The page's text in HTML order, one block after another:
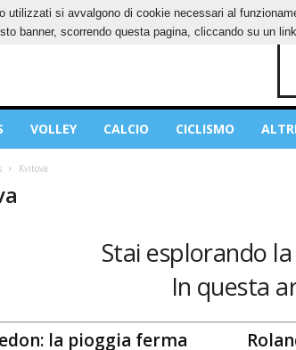
2026 CONTATTI COOKIES PRIVACY POLICY
VOLLEY CALCIO CICLISMO
Kvitova
Stai esplorando
In questa
la pioggia ferma
utilizzati si avvalgono di cookie necessari al
banner, scorrendo questa pagina, cliccando su un